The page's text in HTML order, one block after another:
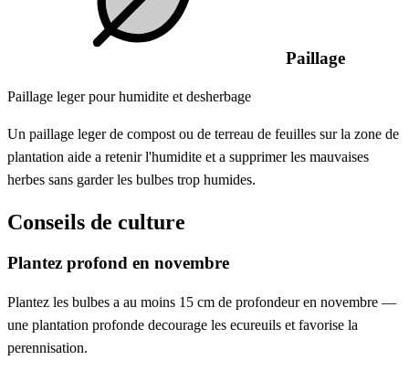
Paillage
Paillage leger pour humidite et desherbage
Un paillage leger de compost ou de terreau de feuilles sur la zone de
plantation aide a retenir l'humidite et a supprimer les mauvaises
herbes sans garder les bulbes trop humides.
Conseils de culture
Plantez profond en novembre
Plantez les bulbes a au moins 15 cm de profondeur en novembre —
une plantation profonde decourage les ecureuils et favorise la
perennisation.